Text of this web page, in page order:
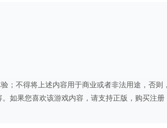
；不得将上述内容用于商业或者非法用途，否则
如果您喜欢该游戏内容，请支持正版，购买注册